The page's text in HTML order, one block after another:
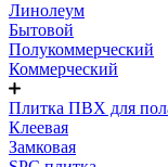
Линолеум
Бытовой
Полукоммерческий
Коммерческий
Плитка ПВХ для
Клеевая
Замковая